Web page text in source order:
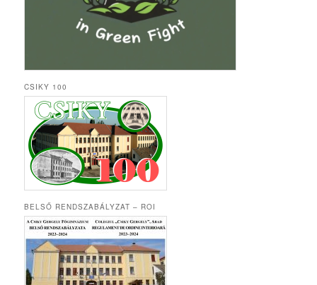
CSIKY 100
BELSŐ RENDSZABÁLYZAT – ROI